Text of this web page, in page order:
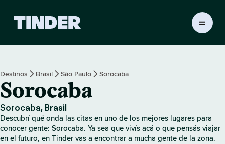
o
d
e
i
n
d
Destinos Brasil São Paulo Sorocaba
Sorocaba
Sorocaba, Brasil
Descubrí qué onda las citas en uno de los mejores lugares para
conocer gente: Sorocaba. Ya sea que vivís acá o que pensás viajar
en el futuro, en Tinder vas a encontrar a mucha gente de la zona.